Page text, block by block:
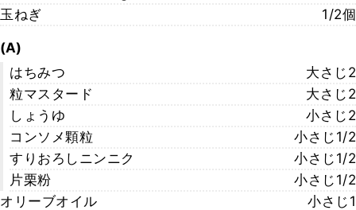
玉ねぎ
1/2個
(A)
はちみつ
大さじ2
粒マスタード
大さじ2
しょうゆ
小さじ2
コンソメ顆粒
小さじ1/2
すりおろしニンニク
小さじ1/2
片栗粉
小さじ1/2
オリーブオイル
小さじ1